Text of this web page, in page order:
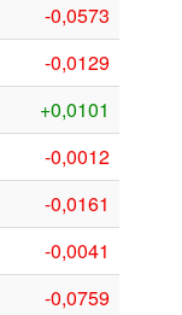
-0,0573
-0,0129
+0,0101
-0,0012
-0,0161
-0,0041
-0,0759